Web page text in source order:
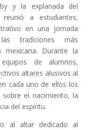
y la explanada del
a estudiantes,
en una jornada
tradiciones más
mexicana. Durante la
de alumnos,
altares alusivos al
cada uno de ellos los
el nacimiento, la
del espíritu.
al altar dedicado al